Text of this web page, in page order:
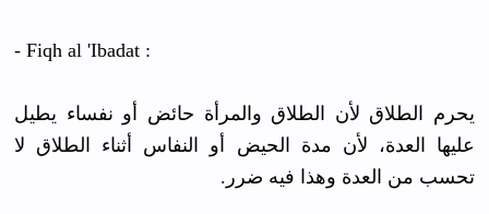
- Fiqh al 'Ibadat :
يحرم الطلاق لأن الطلاق والمرأة حائض أو نفساء يطيل
عليها العدة، لأن مدة الحيض أو النفاس أثناء الطلاق لا
تحسب من العدة وهذا فيه ضرر.